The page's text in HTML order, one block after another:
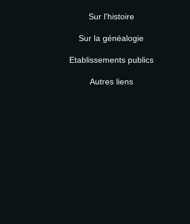
Sur l'histoire
Sur la généalogie
Etablissements publics
Autres liens